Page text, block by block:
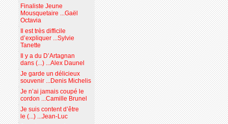
Finaliste Jeune
Mousquetaire ...Gaël
Octavia
Il est très difficile
d’expliquer ...Sylvie
Tanette
Il y a du D’Artagnan
dans (...) ...Alex Daunel
Je garde un délicieux
souvenir ...Denis Michelis
Je n’ai jamais coupé le
cordon ...Camille Brunel
Je suis content d’être
le (...) ...Jean-Luc